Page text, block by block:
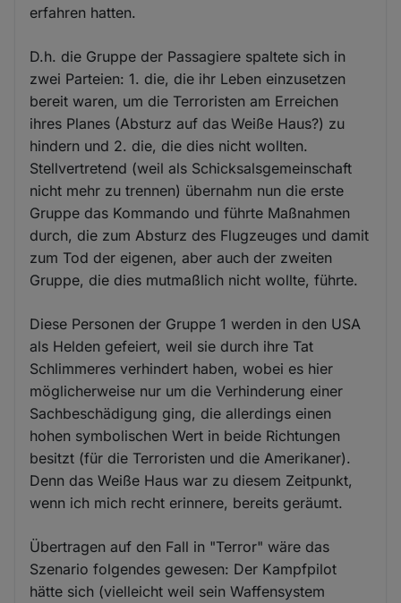
erfahren hatten.
D.h. die Gruppe der Passagiere spaltete sich in
zwei Parteien: 1. die, die ihr Leben einzusetzen
bereit waren, um die Terroristen am Erreichen
ihres Planes (Absturz auf das Weiße Haus?) zu
hindern und 2. die, die dies nicht wollten.
Stellvertretend (weil als Schicksalsgemeinschaft
nicht mehr zu trennen) übernahm nun die erste
Gruppe das Kommando und führte Maßnahmen
durch, die zum Absturz des Flugzeuges und damit
zum Tod der eigenen, aber auch der zweiten
Gruppe, die dies mutmaßlich nicht wollte, führte.
Diese Personen der Gruppe 1 werden in den USA
als Helden gefeiert, weil sie durch ihre Tat
Schlimmeres verhindert haben, wobei es hier
möglicherweise nur um die Verhinderung einer
Sachbeschädigung ging, die allerdings einen
hohen symbolischen Wert in beide Richtungen
besitzt (für die Terroristen und die Amerikaner).
Denn das Weiße Haus war zu diesem Zeitpunkt,
wenn ich mich recht erinnere, bereits geräumt.
Übertragen auf den Fall in "Terror" wäre das
Szenario folgendes gewesen: Der Kampfpilot
hätte sich (vielleicht weil sein Waffensystem